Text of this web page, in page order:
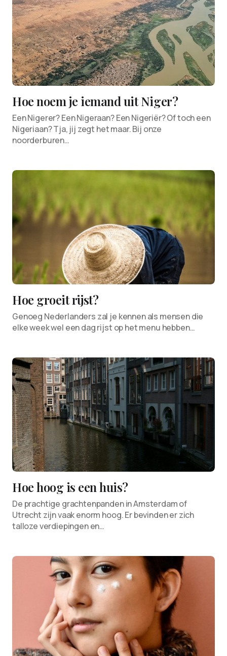
Hoe noem je iemand uit Niger?
Een Nigerer? Een Nigeraan? Een Nigeriër? Of toch een
Nigeriaan? Tja, jij zegt het maar. Bij onze
noorderburen…
Hoe groeit rijst?
Genoeg Nederlanders zal je kennen als mensen die
elke week wel een dag rijst op het menu hebben…
Hoe hoog is een huis?
De prachtige grachtenpanden in Amsterdam of
Utrecht zijn vaak enorm hoog. Er bevinden er zich
talloze verdiepingen en…